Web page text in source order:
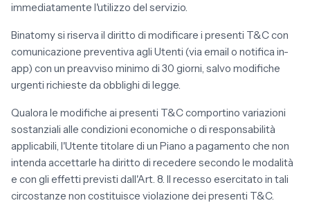
immediatamente l'utilizzo del servizio.
Binatomy si riserva il diritto di modificare i presenti T&C con
comunicazione preventiva agli Utenti (via email o notifica in-
app) con un preavviso minimo di 30 giorni, salvo modifiche
urgenti richieste da obblighi di legge.
Qualora le modifiche ai presenti T&C comportino variazioni
sostanziali alle condizioni economiche o di responsabilità
applicabili, l'Utente titolare di un Piano a pagamento che non
intenda accettarle ha diritto di recedere secondo le modalità
e con gli effetti previsti dall'Art. 8. Il recesso esercitato in tali
circostanze non costituisce violazione dei presenti T&C.